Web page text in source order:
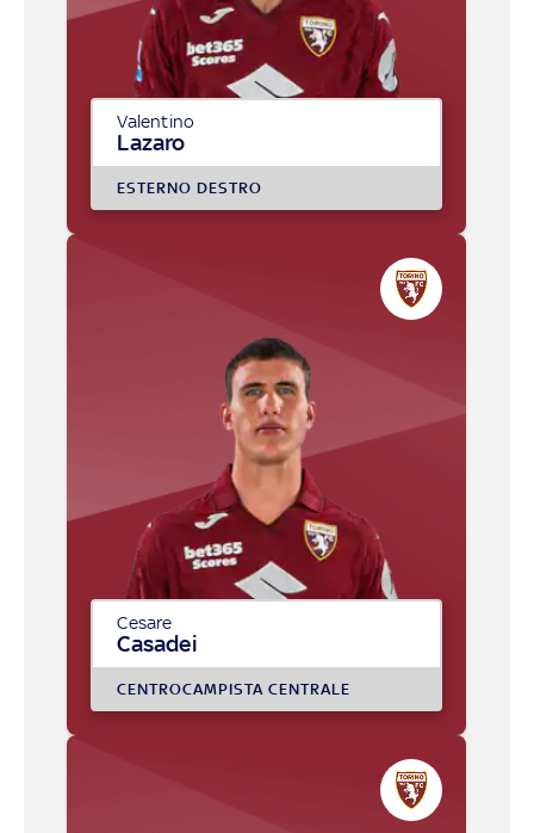
Valentino
Lazaro
ESTERNO DESTRO
Cesare
Casadei
CENTROCAMPISTA CENTRALE